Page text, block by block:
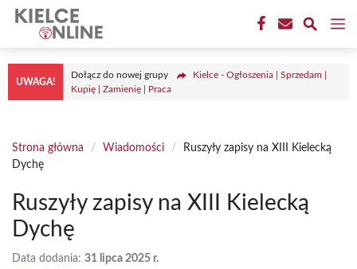
Przejdź
treści
UWAGA!
Dołącz do nowej grupy
Kielce - Ogłoszenia | Sprzedam |
Kupię | Zamienię | Praca
Strona główna / Wiadomości /
Ruszyły zapisy na XIII Kielecką
Dychę
Ruszyły zapisy na XIII Kielecką
Dychę
Data dodania: 31 lipca 2025 r.